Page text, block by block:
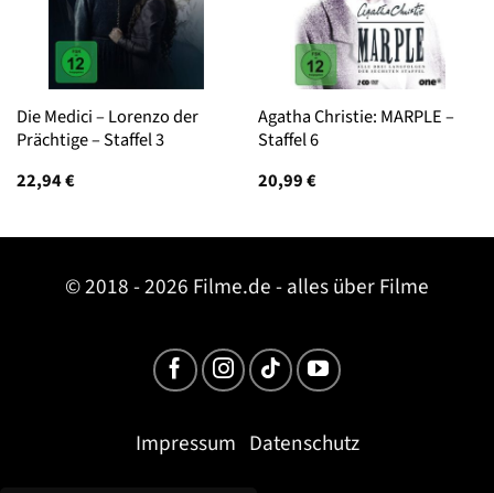
Die Medici – Lorenzo der
Prächtige – Staffel 3
22,94€
Agatha Christie: MARPLE –
Staffel 6
20,99€
© 2018 - 2026 Filme.de - alles über Filme
Impressum Datenschutz